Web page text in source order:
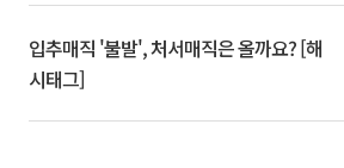
입추매직 '불발', 처서매직은 올까요? [해
시태그]